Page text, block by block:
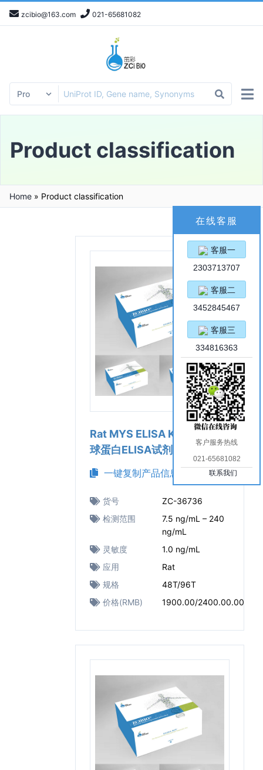
zcibio@163.com 021-65681082
Product classification
Home » Product classification
Rat MYS ELISA Kit（大鼠肌
球蛋白ELISA试剂盒）
一键复制产品信息
货号
ZC-36736
检测范围
7.5 ng/mL – 240
ng/mL
灵敏度
1.0 ng/mL
应用
Rat
规格
48T/96T
价格(RMB)
1900.00/2400.00.00
在线客服
客服一
2303713707
客服二
3452845467
客服三
334816363
客户服务热线
021-65681082
联系我们